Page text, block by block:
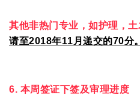
其他非热门专业，如护理，
请至2018年11月递交的70分。
6. 本周签证下签及审理进度